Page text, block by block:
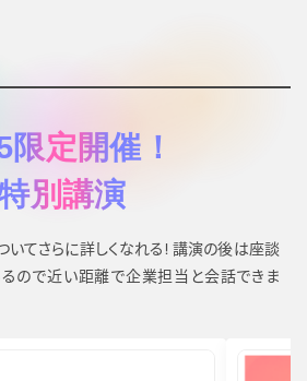
限定開催！
別講演
てさらに詳しくなれる!講演の後は座談
ので近い距離で企業担当と会話できま